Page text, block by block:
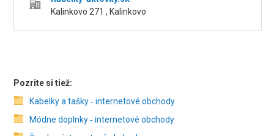
Kalinkovo 271 , Kalinkovo
Pozrite si tiež:
Kabelky a tašky ‑ internetové obchody
Módne doplnky ‑ internetové obchody